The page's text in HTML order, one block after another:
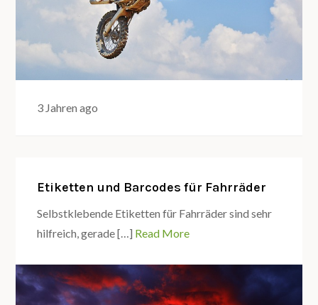
3 Jahren ago
Etiketten und Barcodes für Fahrräder
Selbstklebende Etiketten für Fahrräder sind sehr
hilfreich, gerade […] Read More